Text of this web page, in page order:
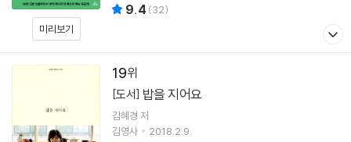
미리보기
9.4 (32)
19
[도서] 밥을 지어요
김혜경 저
김영사
2018.2.9.